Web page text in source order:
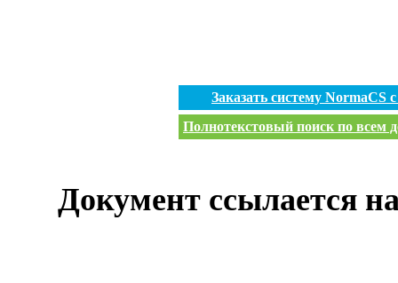
Заказать систему
Полнотекстовый поиск по всем
Документ ссылается